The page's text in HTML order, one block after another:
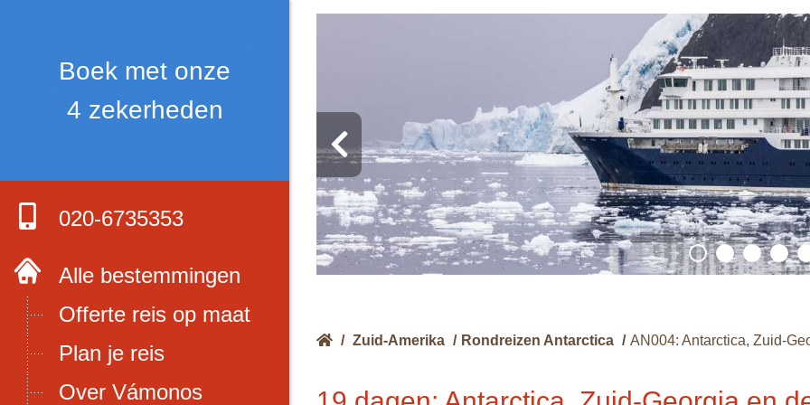
Boek met onze
4 zekerheden
020-6735353
Alle bestemmingen
Offerte reis op maat
Plan je reis
Over Vámonos
/ Zuid-Amerika / Rondreizen Antarctica / AN004: Antarctica, Zuid-